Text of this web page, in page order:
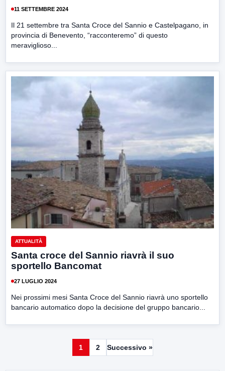
11 SETTEMBRE 2024
Il 21 settembre tra Santa Croce del Sannio e Castelpagano, in
provincia di Benevento, “racconteremo” di questo
meraviglioso...
ATTUALITÀ
Santa croce del Sannio riavrà il suo
sportello Bancomat
27 LUGLIO 2024
Nei prossimi mesi Santa Croce del Sannio riavrà uno sportello
bancario automatico dopo la decisione del gruppo bancario...
1 2 Successivo »